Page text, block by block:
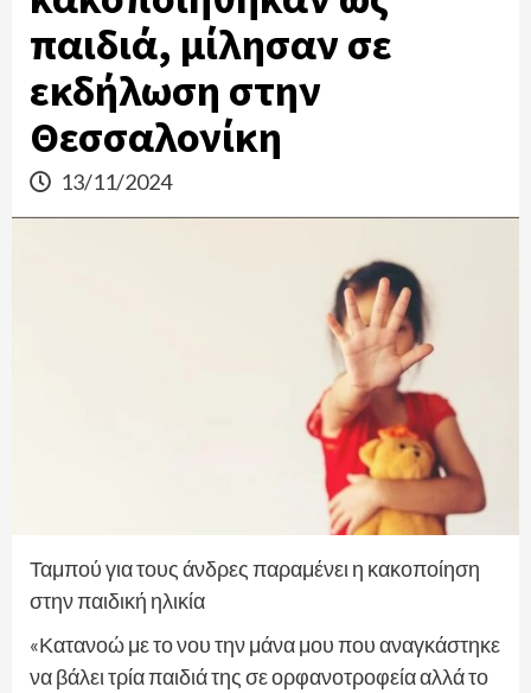
παιδιά, μίλησαν σε
εκδήλωση στην
Θεσσαλονίκη
13/11/2024
Ταμπού για τους άνδρες παραμένει η κακοποίηση
στην παιδική ηλικία
«Κατανοώ με το νου την μάνα μου που αναγκάστηκε
να βάλει τρία παιδιά της σε ορφανοτροφεία αλλά το